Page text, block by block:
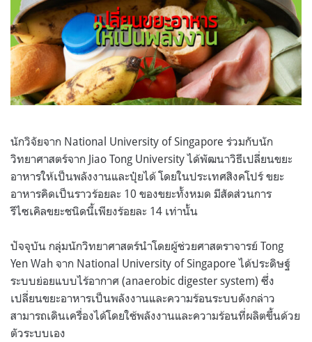
นักวิจัยจาก National University of Singapore ร่วมกับนัก
วิทยาศาสตร์จาก Jiao Tong Universityได้พัฒนาวิธีเปลี่ยนขยะ
อาหารให้เป็นพลังงานและปุ๋ยได้ โดยในประเทศสิงคโปร์ ขยะ
อาหารคิดเป็นราวร้อยละ 10 ของขยะทั้งหมด มีสัดส่วนการ
รีไซเคิลขยะชนิดนี้เพียงร้อยละ 14 เท่านั้น
ปัจจุบัน กลุ่มนักวิทยาศาสตร์นำโดยผู้ช่วยศาสตราจารย์ Tong
Yen Wah จาก National University of Singaporeได้ประดิษฐ์
ระบบย่อยแบบไร้อากาศ (anaerobic digester system) ซึ่ง
เปลี่ยนขยะอาหารเป็นพลังงานและความร้อนระบบดังกล่าว
สามารถเดินเครื่องได้โดยใช้พลังงานและความร้อนที่ผลิตขึ้นด้วย
ตัวระบบเอง